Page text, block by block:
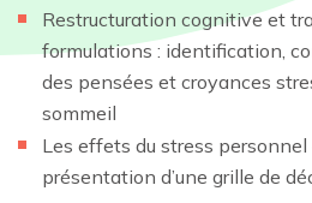
Restructuration cognitive et
formulations : identification,
des pensées et croyances
sommeil
Les effets du stress
présentation d’une grille de